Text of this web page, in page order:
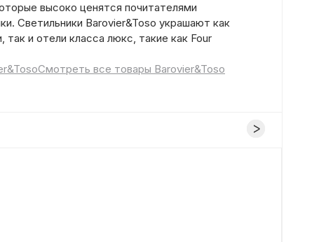
высоко ценятся почитателями
Светильники Barovier&Toso украшают как
так и отели класса люкс, такие как Four
Смотреть все товары Barovier&Toso